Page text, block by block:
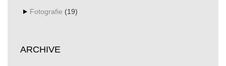
Fotografie (19)
ARCHIVE